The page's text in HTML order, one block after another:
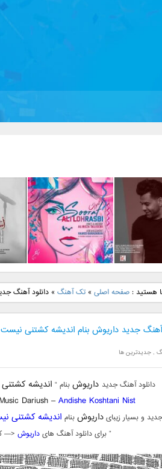
جدید رضا
بنام نگار
دانلود آهنگ جدید علی
لهراسبی بنام صورت
هستید :صفحه اصلی »تک آهنگ »دانلود آهنگ
آهنگ جدید داریوش بنام اندیشه کشتنی نیست
,جدیدترین ها
دانلود آهنگ جدید داریوشبنام “ اندیشه
Dariush –Andishe Koshtani Nist
و بسیار زیبایداریوشبنام اندیشه کشتنی
” برای دانلود آهنگ هایداریوش <—